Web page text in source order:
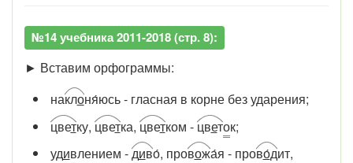
№14 учебника 2011-2018 (стр. 8):
► Вставим орфограммы:
наклоня́юсь - гласная в корне без ударения;
цветку, цветка, цветком -цветок;
удивлением -диво́, провожа́я - прово́дит,